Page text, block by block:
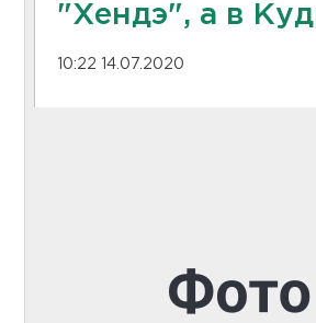
"Хендэ", а в
10:22 14.07.2020